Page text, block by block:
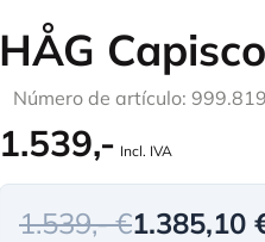
HÅG
Número de artículo:
1.539,- Incl. IVA
1.539,- €1.385,10